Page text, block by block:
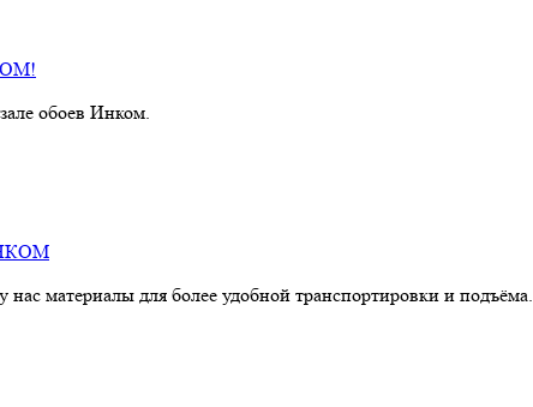
обоев Инком.
материалы для более удобной транспортировки и подъёма.